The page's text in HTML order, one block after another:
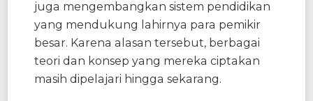
juga mengembangkan sistem pendidikan
yang mendukung lahirnya para pemikir
besar. Karena alasan tersebut, berbagai
teori dan konsep yang mereka ciptakan
masih dipelajari hingga sekarang.